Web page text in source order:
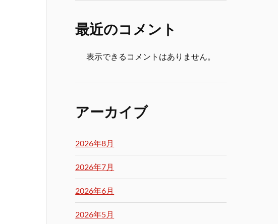
最近のコメント
表示できるコメントはありません。
アーカイブ
2026年8月
2026年7月
2026年6月
2026年5月